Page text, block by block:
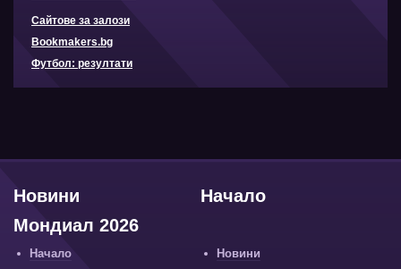
Сайтове за залози
Bookmakers.bg
Футбол: резултати
Начало
Новини
Мондиал 2026
Начало
Новини